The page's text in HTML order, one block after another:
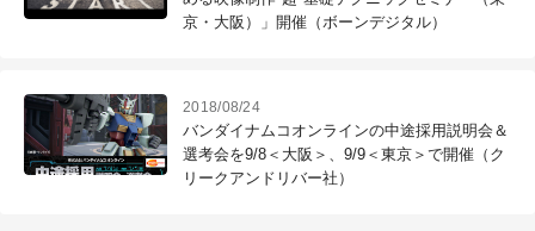
京・大阪）」開催（ボーンデジタル）
2018/08/24
バンダイナムコオンラインの中途採用説明会＆
選考会を9/8＜大阪＞、9/9＜東京＞で開催（ク
リークアンドリバー社）